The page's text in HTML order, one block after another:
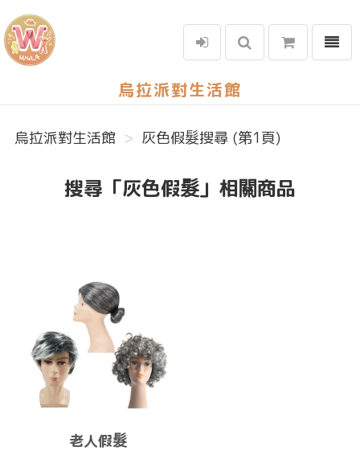
烏拉派對生活館
選單
烏拉派對生活館 灰色假髮搜尋 (第1頁)
搜尋「灰色假髮」相關商品
老人假髮